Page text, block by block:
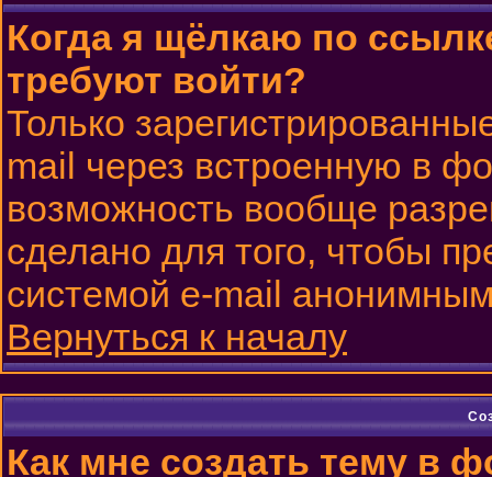
Когда я щёлкаю по
требуют войти?
Только
mail через встроенную в
возможность вообще
сделано для того, чтобы
системой e-mail
Вернуться к началу
Как мне создать тему в